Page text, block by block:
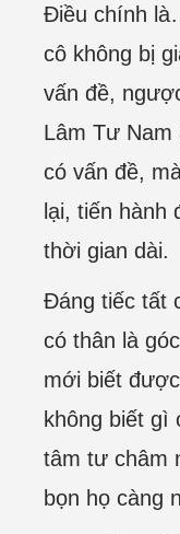
Điều chính
cô không bị
vấn đề,
Lâm Tư Nam
có vấn đề,
lại, tiến hành
thời gian dài.
Đáng tiếc tất
có thân là
mới biết
không biết gì
tâm tư châm
bọn họ càng